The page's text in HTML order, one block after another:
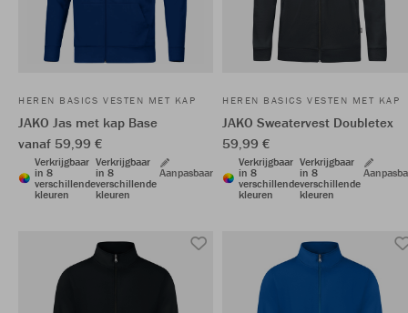
HEREN BASICS VESTEN MET KAP
JAKO Jas met kap Base
vanaf 59,99 €
Verkrijgbaar
in 8
verschillende
kleuren
Verkrijgbaar
in 8
verschillende
kleuren
Aanpasbaar
HEREN BASICS VESTEN MET KAP
JAKO Sweatervest Doubletex
59,99 €
Verkrijgbaar
in 8
verschillende
kleuren
Verkrijgbaar
in 8
verschillende
kleuren